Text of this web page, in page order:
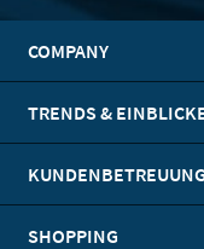
COMPANY
TRENDS &
KUNDENBETREUUNG
SHOPPING